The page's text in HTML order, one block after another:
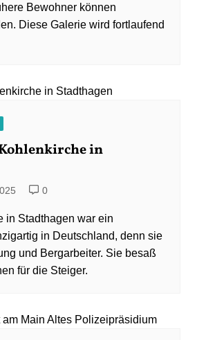
Bewohner können
Diese Galerie wird fortlaufend
in
0
in Stadthagen war ein
in Deutschland, denn sie
und Bergarbeiter. Sie besaß
für die Steiger.